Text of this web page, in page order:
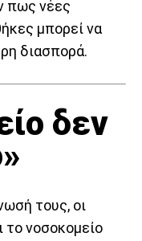
πως νέες
μπορεί να
διασπορά.
δεν
τους, οι
το νοσοκομείο